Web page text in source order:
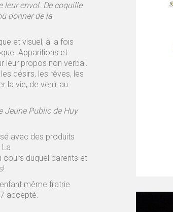
leur envol. De coquille
donner de la
et visuel, à la fois
Apparitions et
leur propos non verbal.
désirs, les rêves, les
la vie, de venir au
Jeune Public de Huy
avec des produits
cours duquel parents et
même fratrie
accepté.